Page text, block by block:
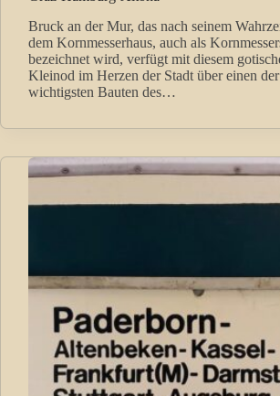
Bruck an der Mur, das nach seinem
dem Kornmesserhaus, auch als
bezeichnet wird, verfügt mit diesem
Kleinod im Herzen der Stadt über einen der
wichtigsten Bauten des…